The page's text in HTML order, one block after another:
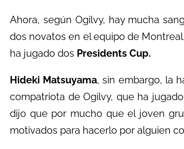
Ahora, según Ogilvy, hay mucha
dos novatos en el equipo de
ha jugado dos Presidents Cup.
Hideki Matsuyama, sin embargo, la
compatriota de Ogilvy, que ha
dijo que por mucho que el joven
motivados para hacerlo por alguien